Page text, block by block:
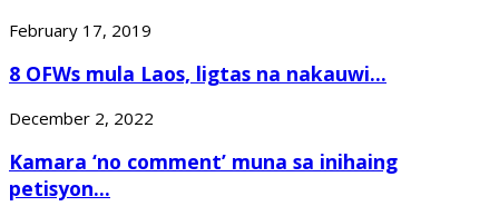
February 17, 2019
8 OFWs mula Laos, ligtas na nakauwi...
December 2, 2022
Kamara ‘no comment’ muna sa inihaing
petisyon...